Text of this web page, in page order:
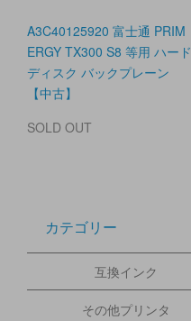
A3C40125920 富士通 PRIM
ERGY TX300 S8 等用 ハード
ディスク バックプレーン
【中古】
SOLD OUT
カテゴリー
互換インク
その他プリンタ